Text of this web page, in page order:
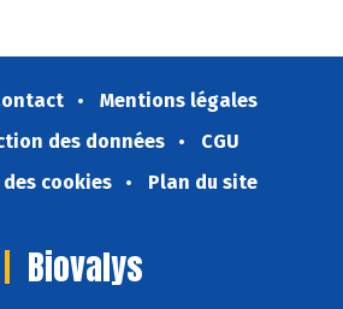
Mentions légales
des données
CGU
cookies
Plan du site
Biovalys